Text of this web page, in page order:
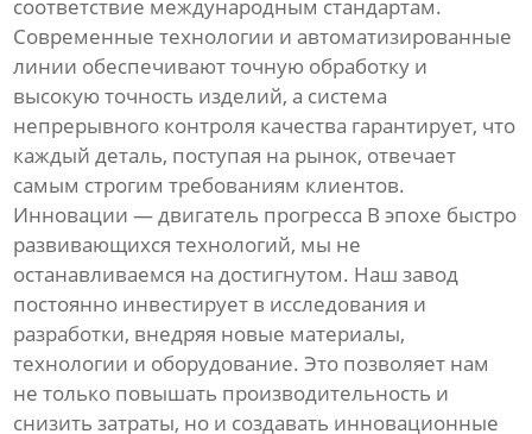
соответствие международным стандартам.
Современные технологии и автоматизированные
линии обеспечивают точную обработку и
высокую точность изделий, а система
непрерывного контроля качества гарантирует, что
каждый деталь, поступая на рынок, отвечает
самым строгим требованиям клиентов.
Инновации — двигатель прогресса В эпохе быстро
развивающихся технологий, мы не
останавливаемся на достигнутом. Наш завод
постоянно инвестирует в исследования и
разработки, внедряя новые материалы,
технологии и оборудование. Это позволяет нам
не только повышать производительность и
снизить затраты, но и создавать инновационные